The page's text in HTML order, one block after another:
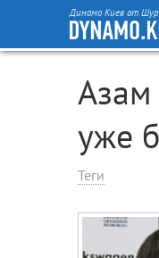
Динамо Киев от
уже
Теги